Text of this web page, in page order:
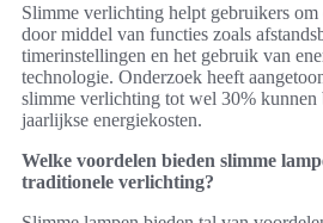
Slimme verlichting helpt gebruikers om
door middel van functies zoals
timerinstellingen en het gebruik van
technologie. Onderzoek heeft
slimme verlichting tot wel 30% kunnen
jaarlijkse energiekosten.
Welke voordelen bieden slimme
traditionele verlichting?